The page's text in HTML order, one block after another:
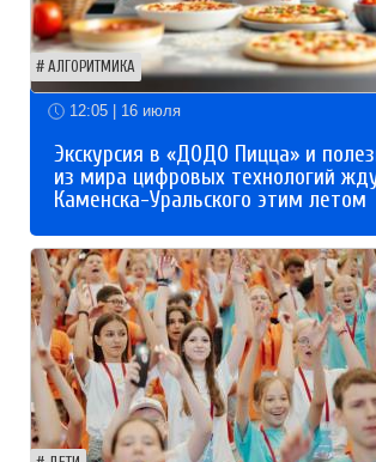
АЛГОРИТМИКА
12:05 | 16 июля
Экскурсия в «ДОДО Пицца» и
из мира цифровых технологий
Каменска-Уральского этим летом